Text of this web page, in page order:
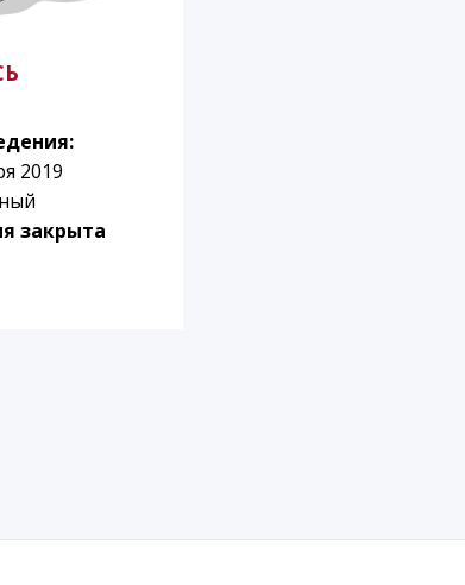
2019
закрыта